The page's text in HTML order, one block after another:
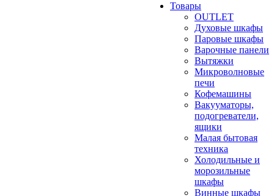
Товары
OUTLET
Духовые шкафы
Паровые шкафы
Варочные панели
Вытяжки
Микроволновые
печи
Кофемашины
Вакууматоры,
подогреватели,
ящики
Малая бытовая
техника
Холодильные и
морозильные
шкафы
Винные шкафы